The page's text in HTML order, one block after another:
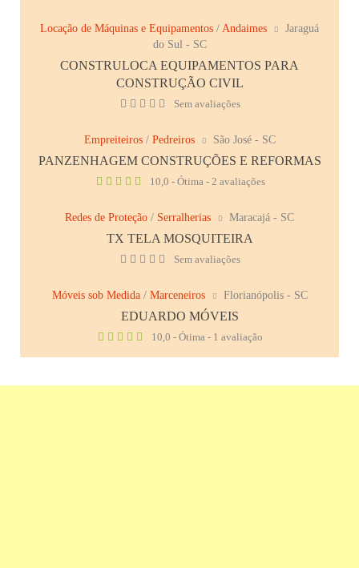
Locação de Máquinas e Equipamentos / Andaimes
Jaraguá
do Sul - SC
CONSTRULOCA EQUIPAMENTOS PARA
CONSTRUÇÃO CIVIL
Sem avaliações
Empreiteiros/ Pedreiros São José - SC
PANZENHAGEM CONSTRUÇÕES E REFORMAS
10,0 - Ótima - 2 avaliações
Redes de Proteção / Serralherias Maracajá - SC
TX TELA MOSQUITEIRA
Sem avaliações
Móveis sob Medida/ Marceneiros Florianópolis - SC
EDUARDO MÓVEIS
10,0 - Ótima - 1 avaliação